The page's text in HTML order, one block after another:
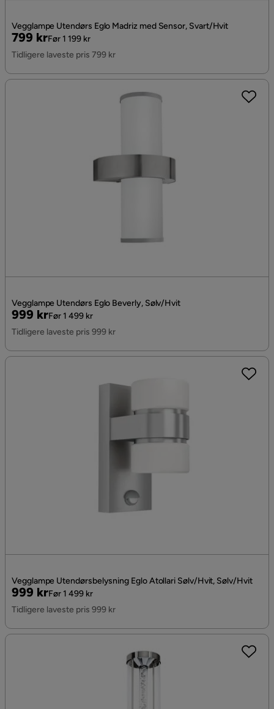
Vegglampe Utendørs Eglo Madriz med Sensor, Svart/Hvit
Pris
799 kr
Original
Pris
Før 1 199 kr
Tidligere laveste pris 799 kr
Vegglampe Utendørs Eglo Beverly, Sølv/Hvit
Pris
999 kr
Original
Pris
Før 1 499 kr
Tidligere laveste pris 999 kr
Vegglampe Utendørsbelysning Eglo Atollari Sølv/Hvit, Sølv/Hvit
Pris
999 kr
Original
Pris
Før 1 499 kr
Tidligere laveste pris 999 kr